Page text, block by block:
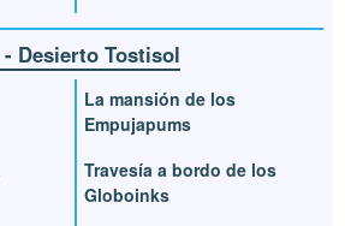
- Desierto Tostisol
La mansión de los
Empujapums
Travesía a bordo de los
Globoinks